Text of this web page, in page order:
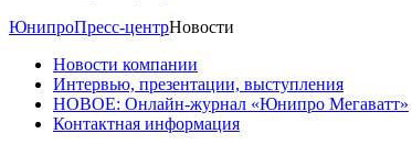
ЮнипроПресс-центрНовости
Новости компании
Интервью, презентации, выступления
НОВОЕ: Онлайн-журнал «Юнипро Мегаватт»
Контактная информация